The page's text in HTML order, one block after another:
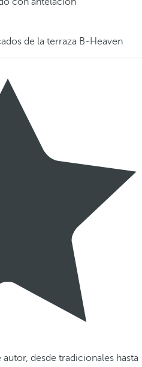
de la terraza B-Heaven
desde tradicionales hasta